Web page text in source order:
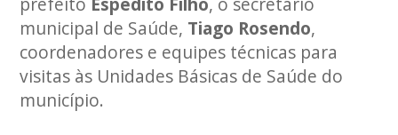
municipal de Saúde, Tiago Rosendo,
coordenadores e equipes técnicas para
visitas às Unidades Básicas de Saúde do
município.